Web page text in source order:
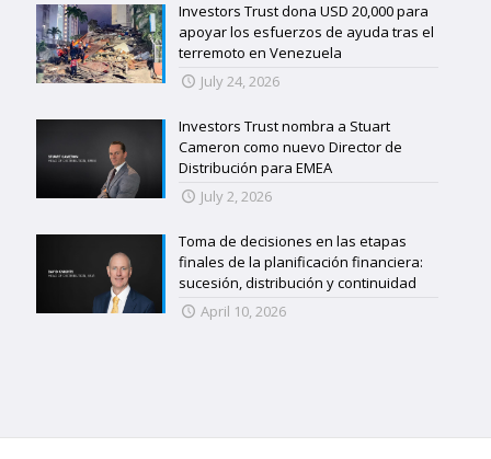
Investors Trust dona USD 20,000 para
apoyar los esfuerzos de ayuda tras el
terremoto en Venezuela
July 24, 2026
Investors Trust nombra a Stuart
Cameron como nuevo Director de
Distribución para EMEA
July 2, 2026
Toma de decisiones en las etapas
finales de la planificación financiera:
sucesión, distribución y continuidad
April 10, 2026